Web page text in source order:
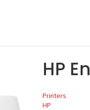
HP
Printers
HP